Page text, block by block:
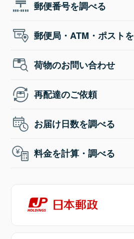
郵便番号を調べる
郵便局・ATM・ポスト
荷物のお問い合わせ
再配達のご依頼
お届け日数を調べる
料金を計算・調べる